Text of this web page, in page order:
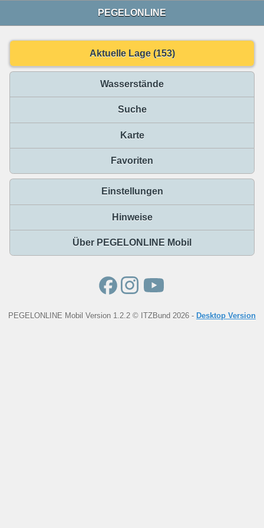
PEGELONLINE
Aktuelle Lage (153)
Wasserstände
Suche
Karte
Favoriten
Einstellungen
Hinweise
Über PEGELONLINE Mobil
PEGELONLINE Mobil Version 1.2.2 © ITZBund 2026 - Desktop Version